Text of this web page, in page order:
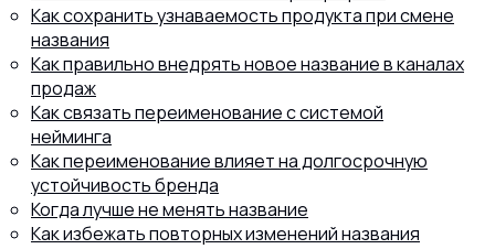
8 (800) 302-77-51
Как сохранить узнаваемость продукта при смене
названия
Как правильно внедрять новое название в каналах
продаж
Как связать переименование с системой
нейминга
Как переименование влияет на долгосрочную
устойчивость бренда
Когда лучше не менять название
Как избежать повторных изменений названия